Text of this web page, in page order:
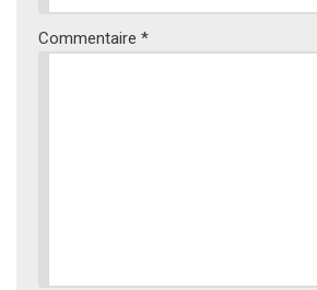
Commentaire *